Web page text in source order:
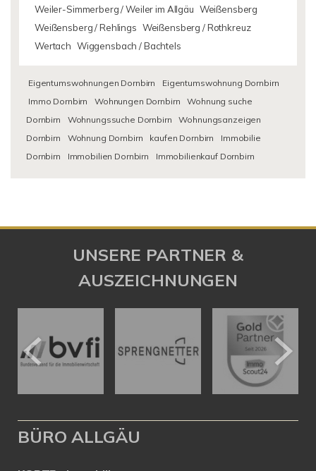
Weiler-Simmerberg / Weiler im Allgäu Weißensberg
Weißensberg / Rehlings Weißensberg / Rothkreuz
Wertach Wiggensbach / Bachtels
Eigentumswohnungen Dornbirn
Eigentumswohnung Dornbirn
Immo Dornbirn
Wohnungen Dornbirn
Wohnung suche
Dornbirn
Wohnungssuche Dornbirn
Wohnungsanzeigen
Dornbirn
Wohnung Dornbirn kaufen Dornbirn
Immobilie
Dornbirn
Immobilien Dornbirn Immobilienkauf Dornbirn
UNSERE PARTNER &
AUSZEICHNUNGEN
BÜRO ALLGÄU